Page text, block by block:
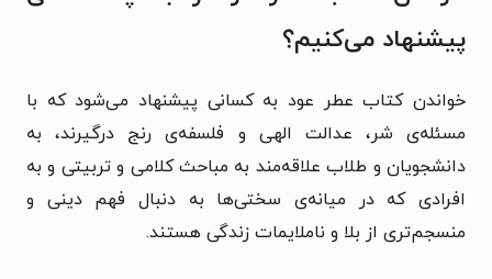
پیشنهاد می‌کنیم؟
خواندن کتاب عطر عود به کسانی پیشنهاد می‌شود که با
مسئله‌ی شر، عدالت الهی و فلسفه‌ی رنج درگیرند، به
دانشجویان و طلاب علاقه‌مند به مباحث کلامی و تربیتی و به
افرادی که در میانه‌ی سختی‌ها به‌ دنبال فهم دینی و
منسجم‌تری از بلا و ناملایمات زندگی هستند.